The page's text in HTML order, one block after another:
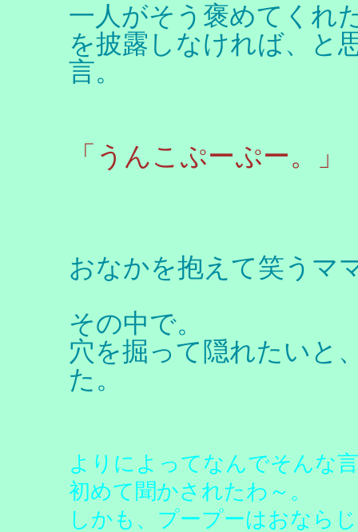
一人がそう褒めてくれ
を披露しなければ、と
言。
「うんこぷーぷー。」
おなかを抱えて笑うマ
その中で。
穴を掘って隠れたいと
た。
よりによってなんでそんな
初めて聞かされたわ～。
しかも、プープーはおなら